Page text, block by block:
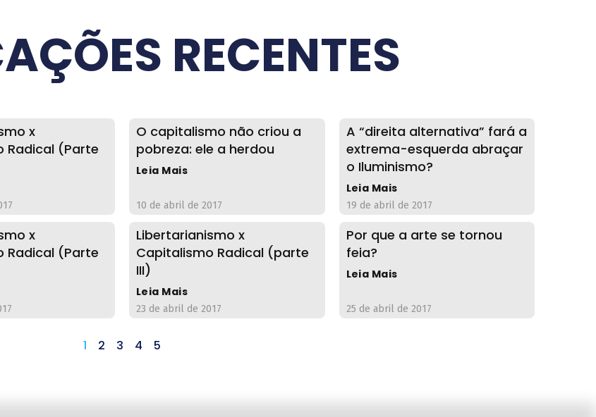
RECENTES
x
Radical (Parte
O capitalismo não criou a
pobreza: ele a herdou
Leia Mais
10 de abril de 2017
A “direita alternativa” fará a
extrema-esquerda abraçar
o Iluminismo?
Leia Mais
19 de abril de 2017
x
Radical (Parte
Libertarianismo x
Capitalismo Radical (parte
III)
Leia Mais
23 de abril de 2017
Por que a arte se tornou
feia?
Leia Mais
25 de abril de 2017
1 2 3 4 5